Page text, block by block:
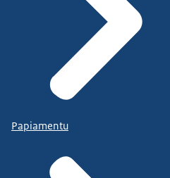
Papiamentu